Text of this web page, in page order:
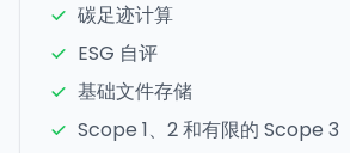
碳足迹计算
ESG 自评
基础文件存储
Scope 1、2 和有限的 Scope 3